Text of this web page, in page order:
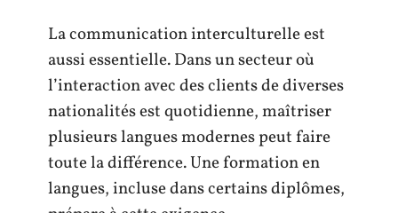
La communication interculturelle est
aussi essentielle. Dans un secteur où
l’interaction avec des clients de diverses
nationalités est quotidienne, maîtriser
plusieurs langues modernes peut faire
toute la différence. Une formation en
langues, incluse dans certains diplômes,